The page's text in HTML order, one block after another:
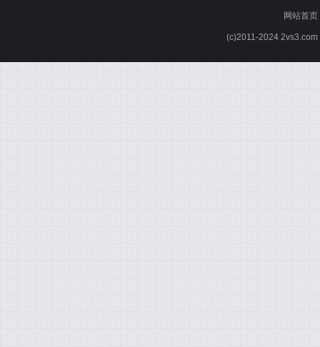
网站首页
(c)2011-2024